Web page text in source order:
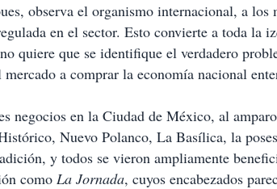
observa el organismo internacional, a los
en el sector. Esto convierte a toda la
quiere que se identifique el verdadero
a comprar la economía nacional
negocios en la Ciudad de México, al
Nuevo Polanco, La Basílica, la
y todos se vieron ampliamente
como La Jornada, cuyos encabezados